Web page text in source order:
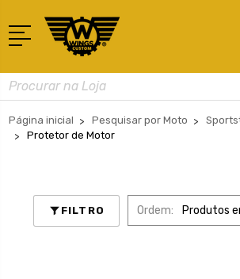
Busca
Página inicial Pesquisar por Moto
Protetor de Motor
FILTRO Ordem: